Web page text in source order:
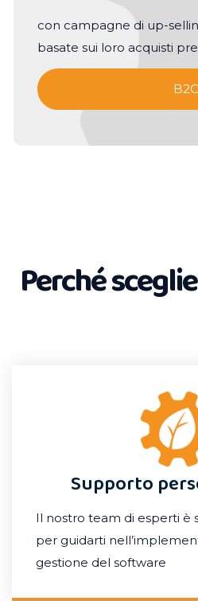
con campagne di up-
basate sui loro acquisti
B2C
Perché
Supporto
Il nostro team di esperti è
per guidarti
gestione del software